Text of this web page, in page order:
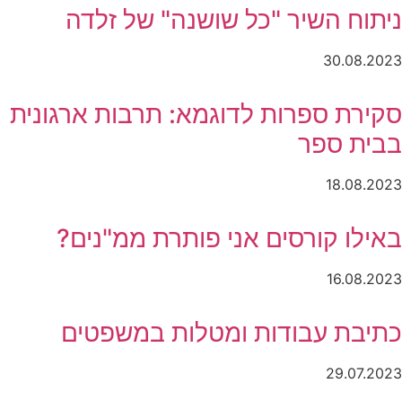
ניתוח השיר "כל שושנה" של זלדה
30.08.2023
סקירת ספרות לדוגמא: תרבות ארגונית
בבית ספר
18.08.2023
באילו קורסים אני פותרת ממ"נים?
16.08.2023
כתיבת עבודות ומטלות במשפטים
29.07.2023